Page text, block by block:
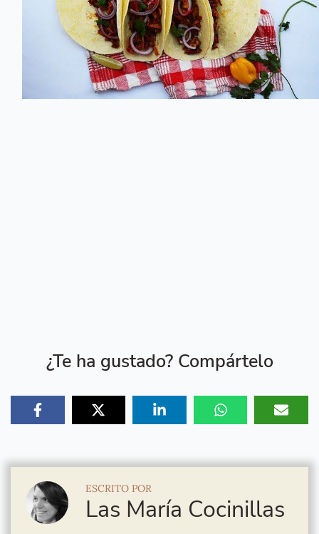
¿Te ha gustado? Compártelo
ESCRITO POR
Las María Cocinillas